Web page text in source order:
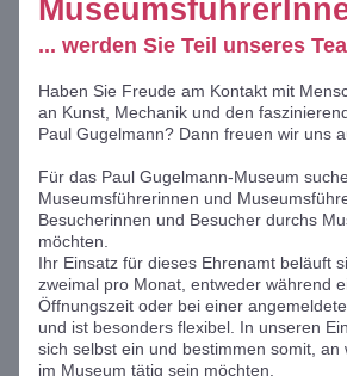
... werden Sie Teil unseres
Haben Sie Freude am Kontakt mit
an Kunst, Mechanik und den
Paul Gugelmann? Dann freuen wir uns
Für das Paul Gugelmann-Museum
Museumsführerinnen und
Besucherinnen und Besucher durchs
möchten.
Ihr Einsatz für dieses Ehrenamt beläuft
zweimal pro Monat, entweder während
Öffnungszeit oder bei einer
und ist besonders flexibel. In unseren
sich selbst ein und bestimmen somit, an
im Museum tätig sein möchten.